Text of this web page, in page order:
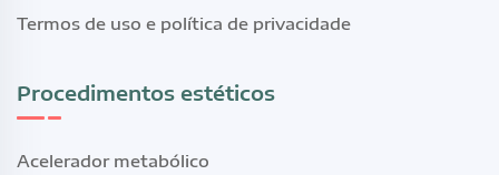
Termos de uso e política de privacidade
Procedimentos estéticos
Acelerador metabólico